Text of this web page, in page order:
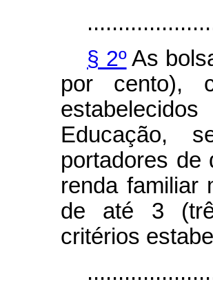
§ 2ºAs
por cento),
Educação,
portadores de
renda familiar
de até 3
critérios